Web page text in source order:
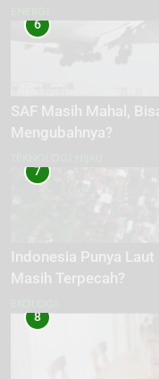
6
SAF Masih Mahal,
Mengubahnya?
7
Indonesia Punya
Masih Terpecah?
8